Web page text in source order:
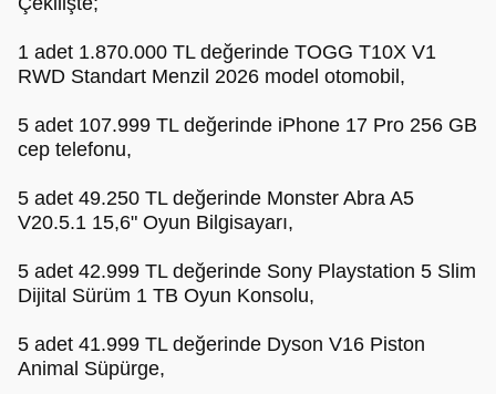
1 adet 1.870.000 TL değerinde TOGG T10X V1
RWD Standart Menzil 2026 model otomobil,
5 adet 107.999 TL değerinde iPhone 17 Pro 256 GB
cep telefonu,
5 adet 49.250 TL değerinde Monster Abra A5
V20.5.1 15,6" Oyun Bilgisayarı,
5 adet 42.999 TL değerinde Sony Playstation 5 Slim
Dijital Sürüm 1 TB Oyun Konsolu,
5 adet 41.999 TL değerinde Dyson V16 Piston
Animal Süpürge,